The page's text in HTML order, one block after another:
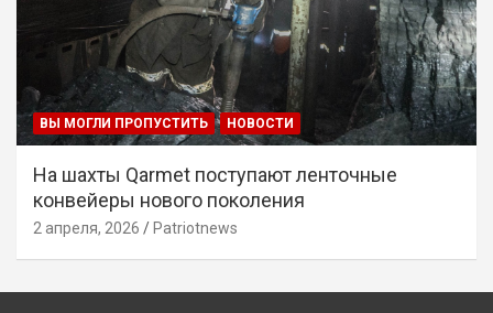
ВЫ МОГЛИ ПРОПУСТИТЬ НОВОСТИ
На шахты Qarmet поступают ленточные
конвейеры нового поколения
2 апреля, 2026 Patriotnews